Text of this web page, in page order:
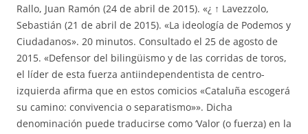
Rallo, Juan Ramón (24 de abril de 2015). «¿ ↑ Lavezzolo,
Sebastián (21 de abril de 2015). «La ideología de Podemos y
Ciudadanos». 20 minutos. Consultado el 25 de agosto de
2015. «Defensor del bilingüismo y de las corridas de toros,
el líder de esta fuerza antiindependentista de centro-
izquierda afirma que en estos comicios «Cataluña escogerá
su camino: convivencia o separatismo»». Dicha
denominación puede traducirse como ‘Valor (o fuerza) en la